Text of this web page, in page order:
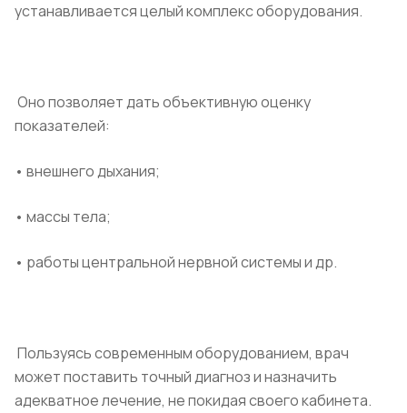
устанавливается целый комплекс оборудования.
Оно позволяет дать объективную оценку
показателей:
• внешнего дыхания;
• массы тела;
• работы центральной нервной системы и др.
Пользуясь современным оборудованием, врач
может поставить точный диагноз и назначить
адекватное лечение, не покидая своего кабинета.